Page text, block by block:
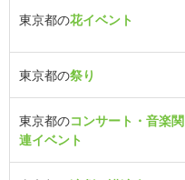
東京都の花イベント
東京都の祭り
東京都のコンサート・音楽関
連イベント